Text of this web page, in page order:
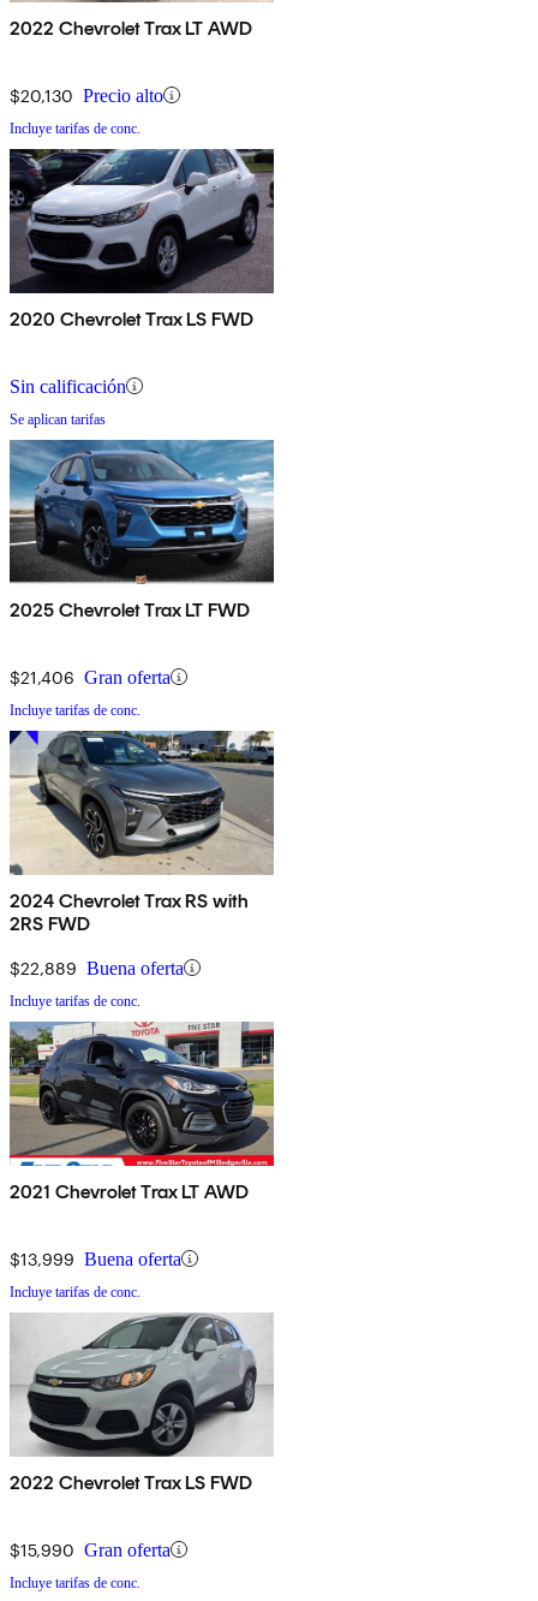
2022 Chevrolet Trax LT AWD
$20,130 Precio alto
Incluye tarifas de conc.
2020 Chevrolet Trax LS FWD
Sin calificación
Se aplican tarifas
2025 Chevrolet Trax LT FWD
$21,406 Gran oferta
Incluye tarifas de conc.
2024 Chevrolet Trax RS with
2RS FWD
$22,889 Buena oferta
Incluye tarifas de conc.
2021 Chevrolet Trax LT AWD
$13,999 Buena oferta
Incluye tarifas de conc.
2022 Chevrolet Trax LS FWD
$15,990 Gran oferta
Incluye tarifas de conc.